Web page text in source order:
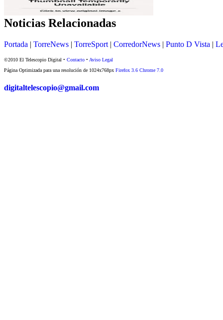
Noticias Relacionadas
Portada | TorreNews | TorreSport | CorredorNews | Punto D Vista |
©2010 El Telescopio Digital • Contacto • Aviso Legal
Página Optimizada para una resolución de 1024x768px Firefox 3.6 Chrome 7.0
digitaltelescopio@gmail.com